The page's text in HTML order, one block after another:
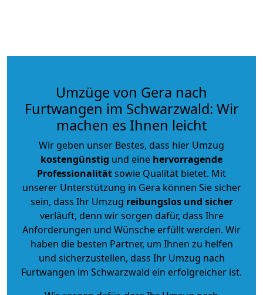
Umzüge von Gera nach
Furtwangen im Schwarzwald: Wir
machen es Ihnen leicht
Wir geben unser Bestes, dass hier Umzug
kostengünstig und eine hervorragende
Professionalitätsowie Qualität bietet. Mit
unserer Unterstützung in Gera können Sie sicher
sein, dass Ihr Umzug reibungslos und sicher
verläuft, denn wir sorgen dafür, dass Ihre
Anforderungen und Wünsche erfüllt werden. Wir
haben die besten Partner, um Ihnen zu helfen
und sicherzustellen, dass Ihr Umzug nach
Furtwangen im Schwarzwald ein erfolgreicher ist.